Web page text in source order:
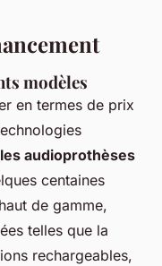
modèles
en termes de prix
les audioprothèses
centaines
de gamme,
telles que la
rechargeables,